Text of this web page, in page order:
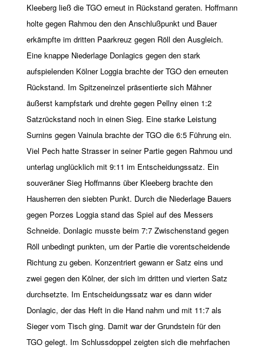
Kleeberg ließ die TGO erneut in Rückstand geraten. Hoffmann
holte gegen Rahmou den den Anschlußpunkt und Bauer
erkämpfte im dritten Paarkreuz gegen Röll den Ausgleich.
Eine knappe Niederlage Donlagics gegen den stark
aufspielenden Kölner Loggia brachte der TGO den erneuten
Rückstand. Im Spitzeneinzel präsentierte sich Mähner
äußerst kampfstark und drehte gegen Pellny einen 1:2
Satzrückstand noch in einen Sieg. Eine starke Leistung
Surnins gegen Vainula brachte der TGO die 6:5 Führung ein.
Viel Pech hatte Strasser in seiner Partie gegen Rahmou und
unterlag unglücklich mit 9:11 im Entscheidungssatz. Ein
souveräner Sieg Hoffmanns über Kleeberg brachte den
Hausherren den siebten Punkt. Durch die Niederlage Bauers
gegen Porzes Loggia stand das Spiel auf des Messers
Schneide. Donlagic musste beim 7:7 Zwischenstand gegen
Röll unbedingt punkten, um der Partie die vorentscheidende
Richtung zu geben. Konzentriert gewann er Satz eins und
zwei gegen den Kölner, der sich im dritten und vierten Satz
durchsetzte. Im Entscheidungssatz war es dann wider
Donlagic, der das Heft in die Hand nahm und mit 11:7 als
Sieger vom Tisch ging. Damit war der Grundstein für den
TGO gelegt. Im Schlussdoppel zeigten sich die mehrfachen